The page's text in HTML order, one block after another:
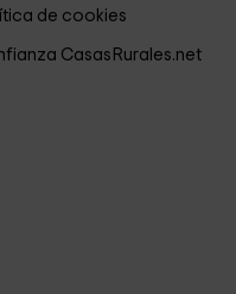
de cookies
CasasRurales.net